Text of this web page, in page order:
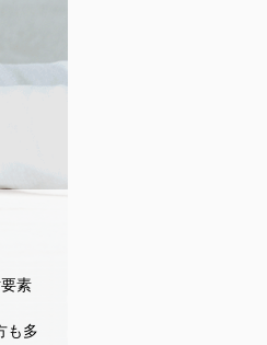
素
も多